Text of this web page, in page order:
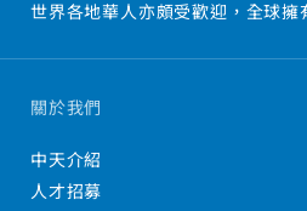
世界各地華人亦頗受歡迎，全球擁
關於我們
中天介紹
人才招募